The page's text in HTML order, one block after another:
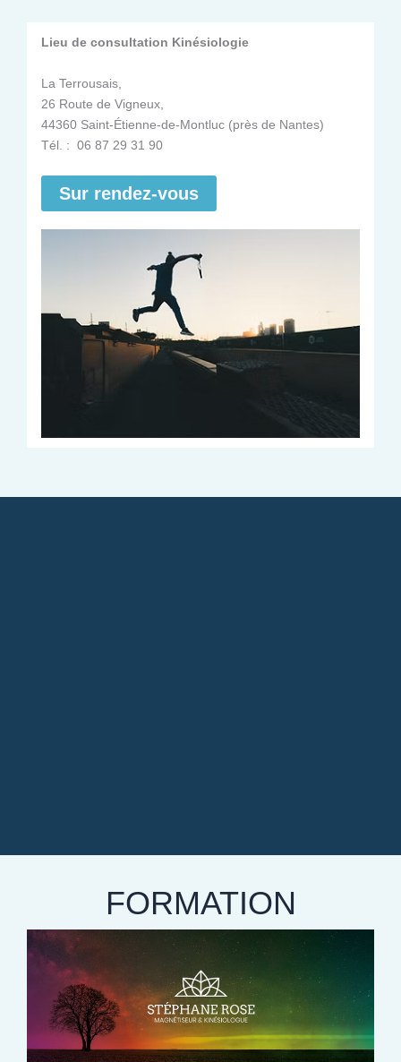
Lieu de consultation Kinésiologie
La Terrousais,
26 Route de Vigneux,
44360 Saint-Étienne-de-Montluc (près de Nantes)
Tél. : 06 87 29 31 90
Sur rendez-vous
FORMATION